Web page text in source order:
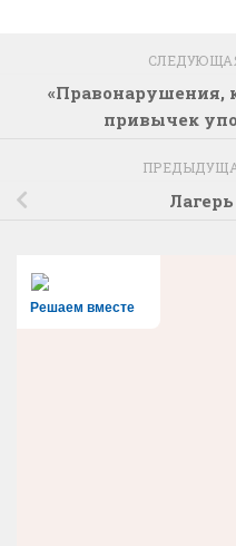
«Правонарушения,
привычек
Решаем вместе